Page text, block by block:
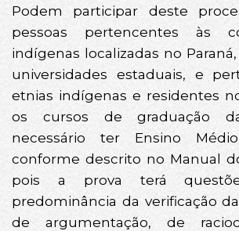
Podem participar deste
pessoas pertencentes às
indígenas localizadas no
universidades estaduais, e
etnias indígenas e residentes
os cursos de graduação
necessário ter Ensino
conforme descrito no Manual
pois a prova terá
predominância da verificação
de argumentação, de